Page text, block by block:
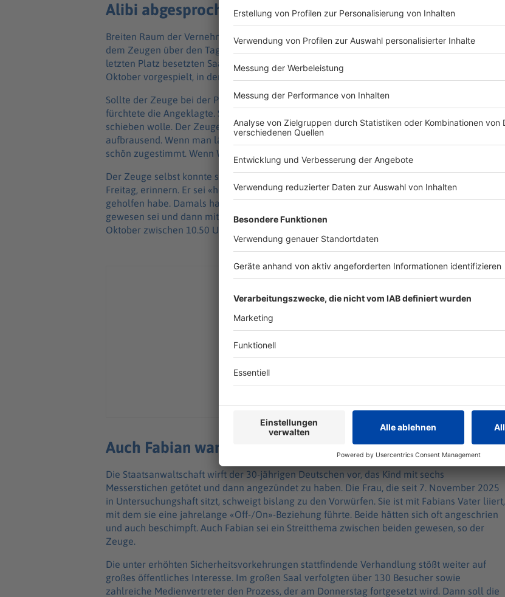
Alibi abgesprochen?
Breiten Raum der Vernehmung nahm auch eine Absprache zwischen der Angeklagten und
dem Zeugen über den Tagesablauf am 10. Oktober ein. Dazu wurde im erneut bis auf den
letzten Platz besetzten Saal 2.002 ein abgehörtes Telefonat zwischen beiden vom 21.
Oktober vorgespielt, in dem beide Absprachen für ein Alibi trafen.
Sollte der Zeuge bei der Polizei irgendetwas sagen, was nicht passe, würde sie abgeholt,
fürchtete die Angeklagte. Sie habe Angst, dass man ihr etwas anhängen und in die Schuhe
schieben wolle. Der Zeuge beschrieb die Angeklagte als manipulativ und mitunter
aufbrausend. Wenn man länger mit ihr spreche, dann gebe es keine Widerworte. «Da wird
schön zugestimmt. Wenn Widerworte kommen, dann gibt es eine Explosion.»
Der Zeuge selbst konnte sich nicht mehr konkret an den Tagesablauf am 10. Oktober, einem
Freitag, erinnern. Er sei «heilfroh», dass die Angeklagte, die er seit 2020 kenne, ihm da
geholfen habe. Damals habe er aussagen sollen, dass er am Vormittag mit ihr zusammen
gewesen sei und dann mit ihrem Hund spazieren war. Laut Anklage starb Fabian am 10.
Oktober zwischen 10.50 Uhr und 13.00 Uhr an dem Tümpel.
Auch Fabian war Streitthema
Die Staatsanwaltschaft wirft der 30-jährigen Deutschen vor, das Kind mit sechs
Messerstichen getötet und dann angezündet zu haben. Die Frau, die seit 7. November 2025
in Untersuchungshaft sitzt, schweigt bislang zu den Vorwürfen. Sie ist mit Fabians Vater liiert,
mit dem sie eine jahrelange «Off-/On»-Beziehung führte. Beide hätten sich oft angeschrien
und auch beschimpft. Auch Fabian sei ein Streitthema zwischen beiden gewesen, so der
Zeuge.
Die unter erhöhten Sicherheitsvorkehrungen stattfindende Verhandlung stößt weiter auf
großes öffentliches Interesse. Im großen Saal verfolgten über 130 Besucher sowie
zahlreiche Medienvertreter den Prozess, der am Donnerstag fortgesetzt wird. Dann soll die